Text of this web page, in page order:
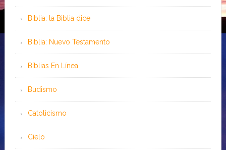
Biblia: la Biblia dice
Biblia: Nuevo Testamento
Bíblias En Línea
Budismo
Catolicismo
Cielo